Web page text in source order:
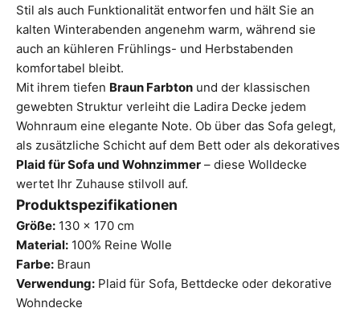
Stil als auch Funktionalität entworfen und hält Sie an
kalten Winterabenden angenehm warm, während sie
auch an kühleren Frühlings- und Herbstabenden
komfortabel bleibt.
Mit ihrem tiefen Braun Farbton und der klassischen
gewebten Struktur verleiht die Ladira Decke jedem
Wohnraum eine elegante Note. Ob über das Sofa gelegt,
als zusätzliche Schicht auf dem Bett oder als dekoratives
Plaid für Sofa und Wohnzimmer – diese Wolldecke
wertet Ihr Zuhause stilvoll auf.
Produktspezifikationen
Größe: 130 × 170 cm
Material: 100% Reine Wolle
Farbe: Braun
Verwendung: Plaid für Sofa, Bettdecke oder dekorative
Wohndecke